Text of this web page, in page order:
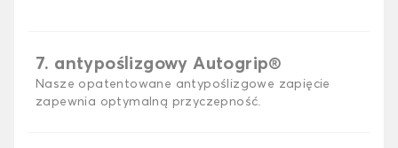
7. antypoślizgowy Autogrip®
Nasze opatentowane antypoślizgowe zapięcie
zapewnia optymalną przyczepność.